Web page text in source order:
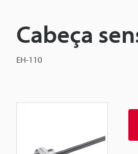
Cabeça
EH-110